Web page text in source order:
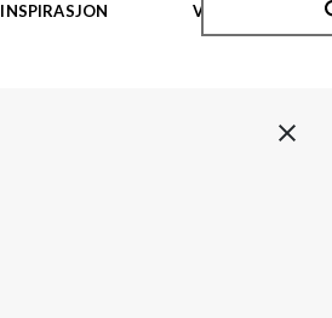
INSPIRASJON VIDEO